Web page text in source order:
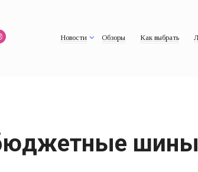
Новости Обзоры Как выбрать